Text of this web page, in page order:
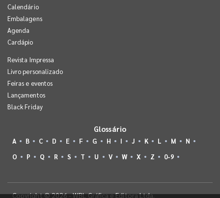
Calendário
Embalagens
Agenda
Cardápio
Revista Impressa
Livro personalizado
Feiras e eventos
Lançamentos
Black Friday
Glossário
A B C D E F G H I J K L M
N
O
P Q R S T U V W X Z 0-9
Copyright © 2026 - WBL Gráfica e Editora Ltda.